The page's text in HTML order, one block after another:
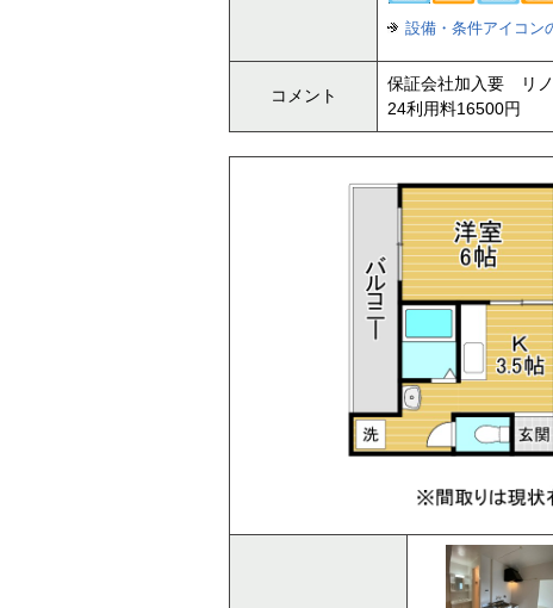
設備・条件アイコン
コメント
保証会社加入要 リ
24利用料16500円